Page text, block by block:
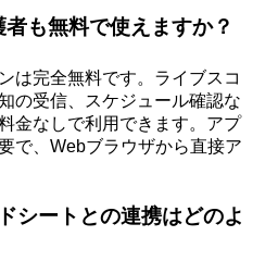
も無料で使えますか？
は完全無料です。ライブスコ
の受信、スケジュール確認な
金なしで利用できます。アプ
で、Webブラウザから直接ア
シートとの連携はどのよ